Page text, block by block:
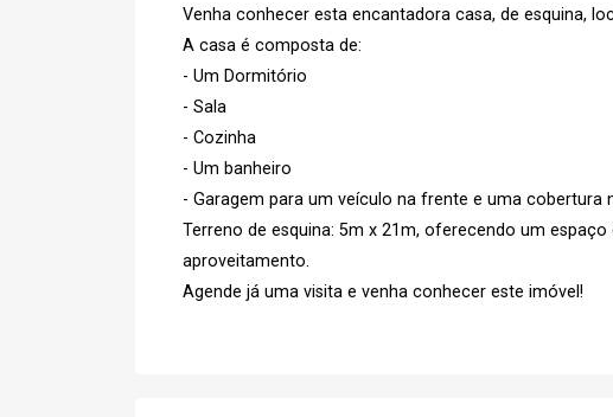
Venha conhecer esta encantadora casa, de esquina,
A casa é composta de:
- Um Dormitório
- Sala
- Cozinha
- Um banheiro
- Garagem para um veículo na frente e uma cobertura
Terreno de esquina: 5m x 21m, oferecendo um
aproveitamento.
Agende já uma visita e venha conhecer este imóvel!